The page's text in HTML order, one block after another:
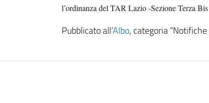
l’ordinanza del TAR Lazio -Sezione Terza Bis
Pubblicato all’Albo, categoria